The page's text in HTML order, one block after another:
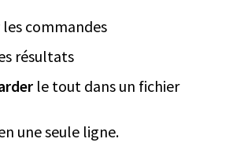
les commandes
résultats
le tout dans un fichier
une seule ligne.